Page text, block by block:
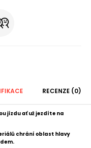
RECENZE (0)
jízdu ať už jezdíte na
chrání oblast hlavy